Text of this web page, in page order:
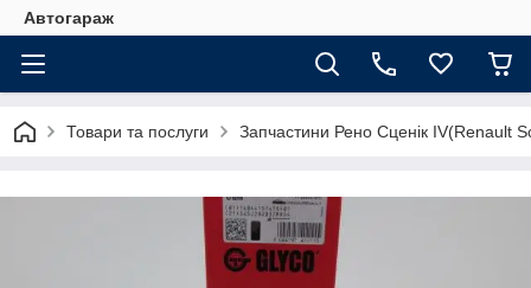
Автогараж
Товари та послуги Запчастини Рено Сценік IV(Renault